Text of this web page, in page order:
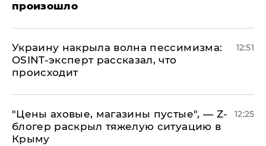
произошло
​Украину накрыла волна пессимизма:
OSINT-эксперт рассказал, что
происходит
12:51
​"Цены аховые, магазины пустые", — Z-
блогер раскрыл тяжелую ситуацию в
Крыму
12:25